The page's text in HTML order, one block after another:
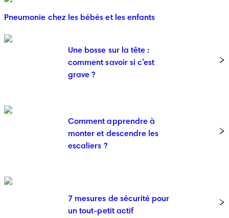
Pneumonie chez les bébés et les enfants
Une bosse sur la tête :
comment savoir si c’est
grave ?
Comment apprendre à
monter et descendre les
escaliers ?
7 mesures de sécurité pour
un tout-petit actif